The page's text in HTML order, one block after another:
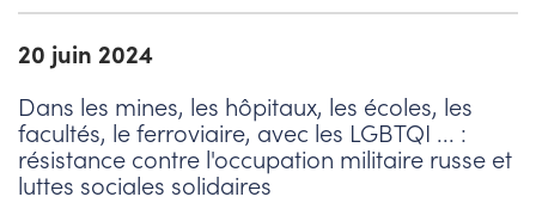
20 juin 2024
Dans les mines, les hôpitaux, les écoles, les
facultés, le ferroviaire, avec les LGBTQI ... :
résistance contre l'occupation militaire russe et
luttes sociales solidaires